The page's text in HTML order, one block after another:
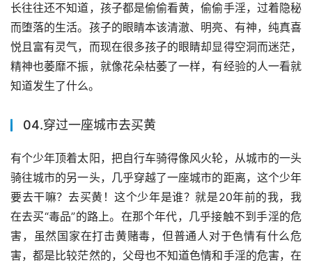
长往往还不知道，孩子都是偷偷看黄，偷偷手淫，过着隐秘
而堕落的生活。孩子的眼睛本该清澈、明亮、有神，纯真喜
悦且富有灵气，而现在很多孩子的眼睛却显得空洞而迷茫，
精神也萎靡不振，就像花朵枯萎了一样，有经验的人一看就
知道发生了什么。
04.穿过一座城市去买黄
有个少年顶着太阳，把自行车骑得像风火轮，从城市的一头
骑往城市的另一头，几乎穿越了一座城市的距离，这个少年
要去干嘛？去买黄！这个少年是谁？就是20年前的我，我
在去买“毒品”的路上。在那个年代，几乎接触不到手淫的危
害，虽然国家在打击黄赌毒，但普通人对于色情有什么危
害，都是比较茫然的，父母也不知道色情和手淫的危害，在